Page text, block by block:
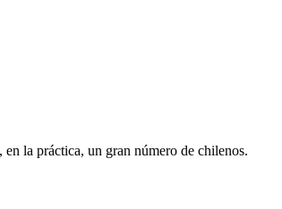
la práctica, un gran número de chilenos.